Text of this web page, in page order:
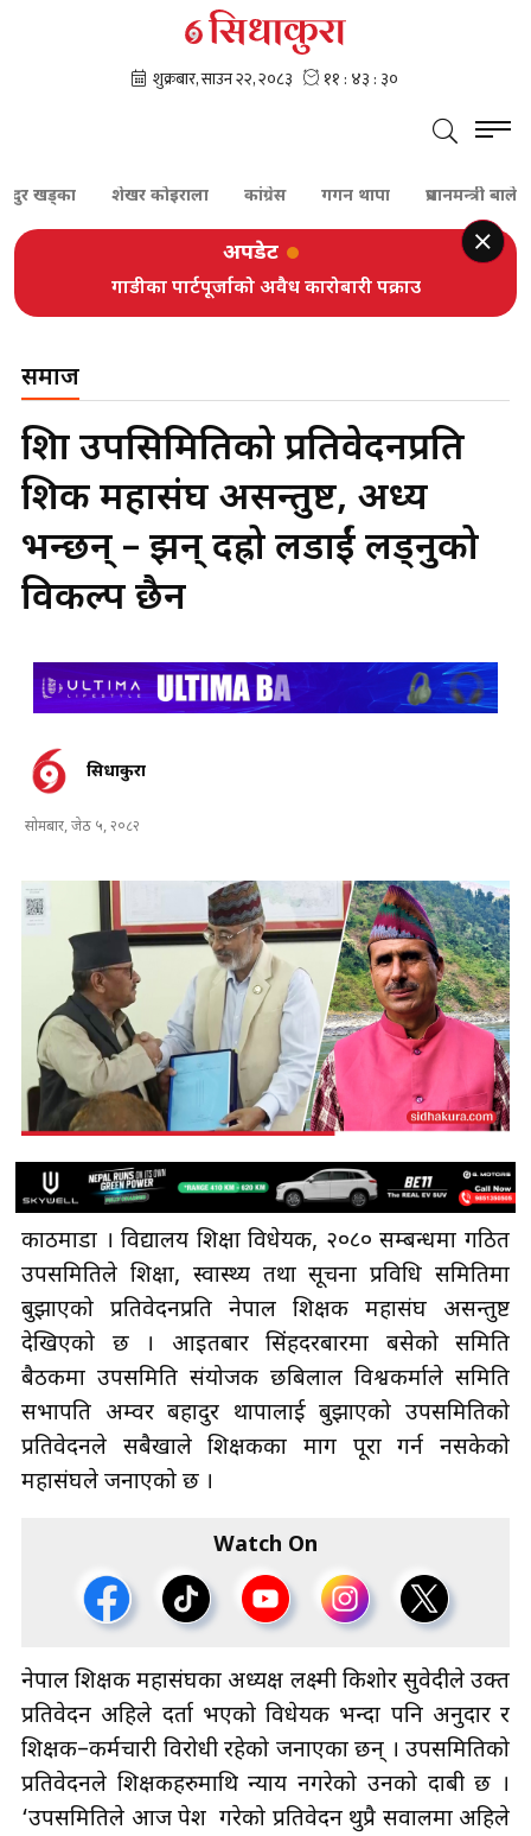
शेखर कोइराला कांग्रेस गगन थापा प्रधानमन्त्री बालेन शाह
अपडेट
गाडीका पार्टपूर्जाको अवैध कारोबारी पक्राउ
समाज
शिक्षा उपसिमितिको प्रतिवेदनप्रति
शिक्षक महासंघ असन्तुष्ट, अध्यक्ष
भन्छन् – झन् दह्रो लडाईं लड्नुको
विकल्प छैन
सिधाकुरा
सोमबार, जेठ ५, २०८२
काठमाडौँ । विद्यालय शिक्षा विधेयक, २०८० सम्बन्धमा गठित
उपसमितिले शिक्षा, स्वास्थ्य तथा सूचना प्रविधि समितिमा
बुझाएको प्रतिवेदनप्रति नेपाल शिक्षक महासंघ असन्तुष्ट
देखिएको छ । आइतबार सिंहदरबारमा बसेको समिति
बैठकमा उपसमिति संयोजक छबिलाल विश्वकर्माले समिति
सभापति अम्वर बहादुर थापालाई बुझाएको उपसमितिको
प्रतिवेदनले सबैखाले शिक्षकका माग पूरा गर्न नसकेको
महासंघले जनाएको छ ।
Watch On
नेपाल शिक्षक महासंघका अध्यक्ष लक्ष्मी किशोर सुवेदीले उक्त
प्रतिवेदन अहिले दर्ता भएको विधेयक भन्दा पनि अनुदार र
शिक्षक–कर्मचारी विरोधी रहेको जनाएका छन् । उपसमितिको
प्रतिवेदनले शिक्षकहरुमाथि न्याय नगरेको उनको दाबी छ ।
‘उपसमितिले आज पेश गरेको प्रतिवेदन थुप्रै सवालमा अहिले